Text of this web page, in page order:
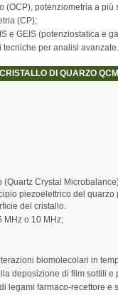
(OCP), potenziometria a più
(CP);
e GEIS (potenziostatica e
tecniche per analisi avanzate.
DI QUARZO
Crystal
piezoelettrico del
del cristallo.
MHz o 10 MHz;
biomolecolari in
deposizione di film sottili e
legami farmaco-recettore e